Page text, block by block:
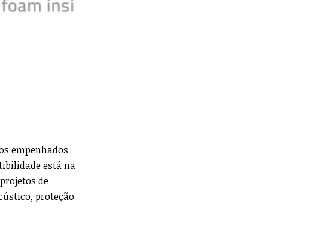
empenhados
está na
de
proteção